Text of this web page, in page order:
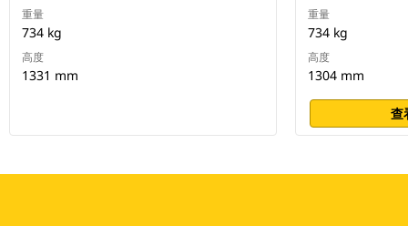
重量
734 kg
高度
1331 mm
重量
734 kg
高度
1304 mm
查